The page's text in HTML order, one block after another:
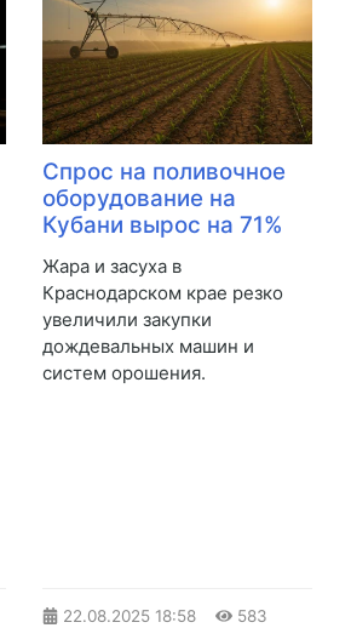
Спрос на поливочное
оборудование на
Кубани вырос на 71%
Жара и засуха в
Краснодарском крае резко
увеличили закупки
дождевальных машин и
систем орошения.
22.08.2025 18:58
583